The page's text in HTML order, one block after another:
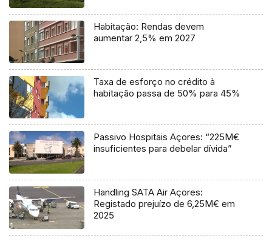
Habitação: Rendas devem
aumentar 2,5% em 2027
Taxa de esforço no crédito à
habitação passa de 50% para 45%
Passivo Hospitais Açores: “225M€
insuficientes para debelar dívida”
Handling SATA Air Açores:
Registado prejuízo de 6,25M€ em
2025